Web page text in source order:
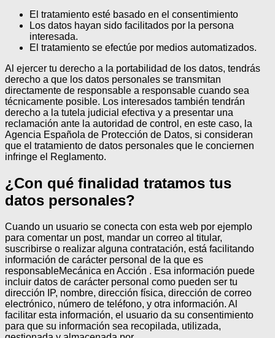
El tratamiento esté basado en el consentimiento
Los datos hayan sido facilitados por la persona
interesada.
El tratamiento se efectúe por medios automatizados.
Al ejercer tu derecho a la portabilidad de los datos, tendrás
derecho a que los datos personales se transmitan
directamente de responsable a responsable cuando sea
técnicamente posible. Los interesados también tendrán
derecho a la tutela judicial efectiva y a presentar una
reclamación ante la autoridad de control, en este caso, la
Agencia Española de Protección de Datos, si consideran
que el tratamiento de datos personales que le conciernen
infringe el Reglamento.
¿Con qué finalidad tratamos tus
datos personales?
Cuando un usuario se conecta con esta web por ejemplo
para comentar un post, mandar un correo al titular,
suscribirse o realizar alguna contratación, está facilitando
información de carácter personal de la que es
responsableMecánica en Acción . Esa información puede
incluir datos de carácter personal como pueden ser tu
dirección IP, nombre, dirección física, dirección de correo
electrónico, número de teléfono, y otra información. Al
facilitar esta información, el usuario da su consentimiento
para que su información sea recopilada, utilizada,